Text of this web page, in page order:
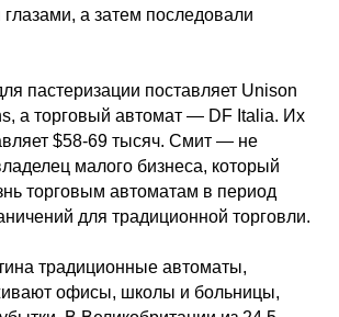
а затем последовали
пастеризации поставляет Unison
а торговый автомат — DF Italia. Их
$58-69 тысяч. Смит — не
малого бизнеса, который
торговым автоматам в период
для традиционной торговли.
традиционные автоматы,
офисы, школы и больницы,